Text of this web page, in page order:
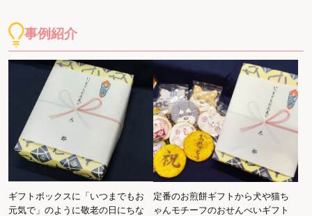
事例紹介
ギフトボックスに「いつまでもお
元気で」のように敬老の日にちな
定番のお煎餅ギフトから犬や猫ち
ゃんモチーフのおせんべいギフト